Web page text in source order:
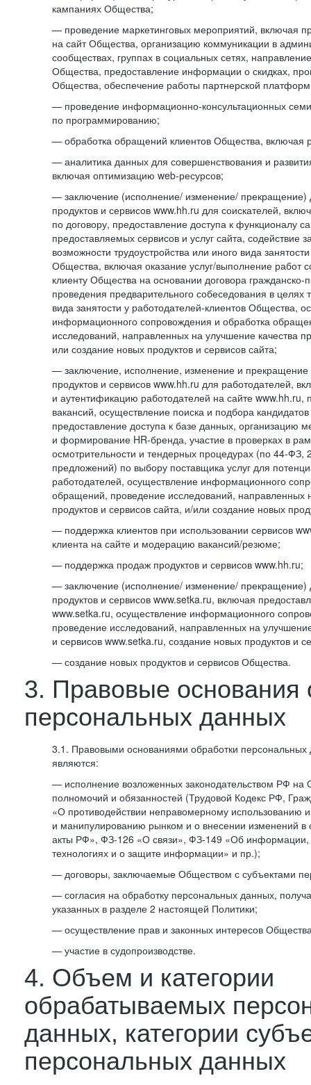
кампаниях Общества;
— проведение маркетинговых мероприятий, включая
на сайт Общества, организацию коммуникации в
сообществах, группах в социальных сетях,
Общества, предоставление информации о скидках,
Общества, обеспечение работы партнерской
— проведение информационно-консультационных
по программированию;
— обработка обращений клиентов Общества, включая
— аналитика данных для совершенствования и
включая оптимизацию web-ресурсов;
— заключение (исполнение/ изменение/ прекращение)
продуктов и сервисов www.hh.ru для соискателей,
по договору, предоставление доступа к функционалу
предоставляемых сервисов и услуг сайта, содействие
возможности трудоустройства или иного вида
Общества, включая оказание услуг/выполнение работ
клиенту Общества на основании договора гражданско-
проведения предварительного собеседования в целях
вида занятости у работодателей-клиентов Общества,
информационного сопровождения и обработка
исследований, направленных на улучшение качества
или создание новых продуктов и сервисов сайта;
— заключение, исполнение, изменение и прекращение
продуктов и сервисов www.hh.ru для работодателей,
и аутентификацию работодателей на сайте www.hh.ru,
вакансий, осуществление поиска и подбора
предоставление доступа к базе данных, организацию
и формирование HR-бренда, участие в проверках в
осмотрительности и тендерных процедурах (по 44-ФЗ,
предложений) по выбору поставщика услуг для
работодателей, осуществление информационного
обращений, проведение исследований, направленных
продуктов и сервисов сайта, и/или создание новых
— поддержка клиентов при использовании сервисов
клиента на сайте и модерацию вакансий/резюме;
— поддержка продаж продуктов и сервисов www.hh.ru;
— заключение (исполнение/ изменение/ прекращение)
продуктов и сервисов www.setka.ru, включая
www.setka.ru, осуществление информационного
проведение исследований, направленных на
и сервисов www.setka.ru, создание новых продуктов и
— создание новых продуктов и сервисов Общества.
3. Правовые основания
персональных данных
3.1. Правовыми основаниями обработки
являются:
— исполнение возложенных законодательством РФ на
полномочий и обязанностей (Трудовой Кодекс РФ,
«О противодействии неправомерному использованию
и манипулированию рынком и о внесении изменений в
акты РФ», ФЗ-126 «О связи», ФЗ-149 «Об
технологиях и о защите информации» и пр.);
— договоры, заключаемые Обществом с субъектами
— согласия на обработку персональных данных,
указанных в разделе 2 настоящей Политики;
— осуществление прав и законных интересов
— участие в судопроизводстве.
4. Объем и категории
обрабатываемых
данных, категории
персональных данных